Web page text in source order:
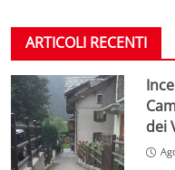
ARTICOLI RECENTI
dei